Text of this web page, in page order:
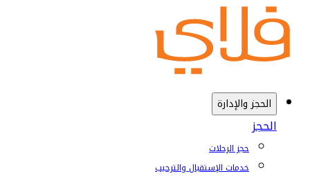
الحجز والإدارة
الحجز
حجز الرحلات
خدمات الإستقبال والترحيب